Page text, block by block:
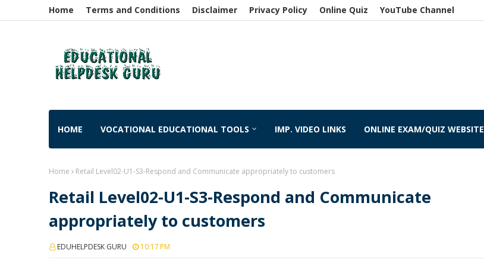
Home Terms and Conditions Disclaimer Privacy Policy Online Quiz YouTube Channel
HOME VOCATIONAL EDUCATIONAL TOOLS IMP. VIDEO LINKS ONLINE EXAM/QUIZ WEBSITE
Home Retail Level02-U1-S3-Respond and Communicate appropriately to customers
Retail Level02-U1-S3-Respond and Communicate
appropriately to customers
EDUHELPDESK GURU 10:17 PM